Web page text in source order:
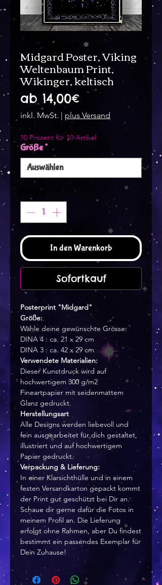
Midgard Poster, Viking
Weltenbaum Print,
Wikinger, keltisch
ab 14,00€Sale-
Preis
inkl. MwSt. | plus Versand
10 Prozent für 10 Artikel
Größe*
Anzahl
In den Warenkorb
Sofortkauf
Posterprint "Midgard"
Größe:
Wähle deine gewünschte Grösse:
DINA 4 : ca. 21 x 29 cm
DINA 3 : ca. 42 x 29 cm
Verwendete Materialien:
Dieser Kunstdruck wird auf
hochwertigem 300 g/m2
Fineartpapier mit seidenmattem
Glanz gedruckt.
Herstellungsart
Alle Designs werden liebevoll und
fein ausgearbeitet für dich gestaltet,
illustriert und auf hochwertigem
Papier gedruckt.
Verpackung & Lieferung:
In einer Klarsichthülle und in einem
festen Versandkarton gepackt kommt
der Print gut geschützt bei Dir an.
Schaue dir gerne dafür die Fotos in
meinem Profil an. Die Lieferung
erfolgt ohne Rahmen, aber Du findest
bestimmt ein passendes Exemplar für
Dein Zuhause!